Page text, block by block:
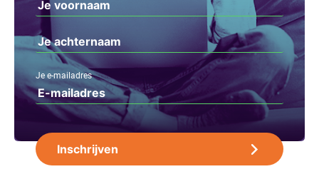
Je e-mailadres